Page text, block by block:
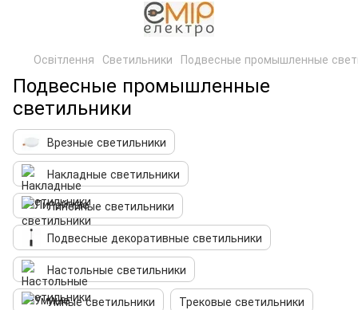
Освітлення Светильники Подвесные промышленные
Подвесные промышленные
светильники
Врезные светильники
Накладные светильники
Линейные светильники
Подвесные декоративные светильники
Настольные светильники
Умные светильники
Трековые светильники